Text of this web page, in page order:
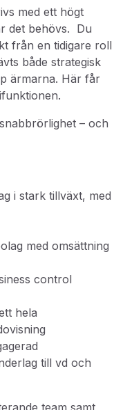
med ett högt
det behövs. Du
från en tidigare roll
både strategisk
ärmarna. Här får
– och
i stark tillväxt, med
med omsättning
control
hela
till vd och
team samt